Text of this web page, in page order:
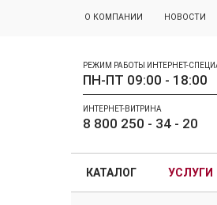
О КОМПАНИИ НОВОСТИ
РЕЖИМ РАБОТЫ ИНТЕРНЕТ-
ПН-ПТ 09:00 - 18:00
ИНТЕРНЕТ-ВИТРИНА
8 800 250 - 34 - 20
КАТАЛОГ УСЛУГИ